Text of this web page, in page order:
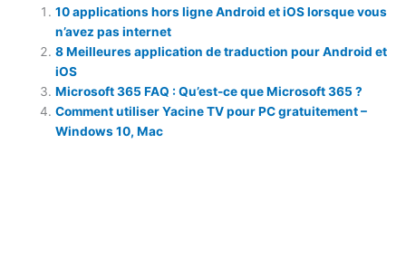
10 applications hors ligne Android et iOS lorsque vous
n’avez pas internet
8 Meilleures application de traduction pour Android et
iOS
Microsoft 365 FAQ : Qu’est-ce que Microsoft 365 ?
Comment utiliser Yacine TV pour PC gratuitement –
Windows 10, Mac